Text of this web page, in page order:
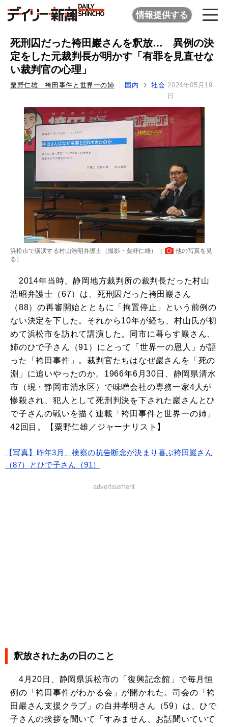
情報提供する
死刑囚だった袴田巖さんを釈放… 異例の決
定をした元裁判長が明かす「有罪を見直せな
い裁判官の心理」
粟野仁雄 袴田事件と世界一の姉 国内 社会 2024年05月19
日
浜松市で講演する村山浩昭弁護士（撮影・粟野仁雄）（
他の写真を見
る ）
2014年当時、静岡地方裁判所の裁判長だった村山
浩昭弁護士（67）は、死刑囚だった袴田巖さん
（88）の再審開始とともに「拘置停止」という前例の
ない決定を下した。それから10年が経ち、村山氏が初
めて浜松市を訪れて講演した。同市に暮らす巖さん、
姉のひで子さん（91）にとって「世界一の恩人」が語
った「袴田事件」。裁判官たちはなぜ巖さんを「死の
淵」に追いやったのか。1966年6月30日、静岡県清水
市（現・静岡市清水区）で味噌会社の専務一家4人が
惨殺され、犯人として死刑判決を下された巖さんとひ
で子さんの戦いを描く連載「袴田事件と世界一の姉」
42回目。【粟野仁雄／ジャーナリスト】
【写真】昨年3月、検察の抗告断念が決まり喜ぶ袴田巖さん
（87）とひで子さん（91）
advertisement
釈放されたあの日のこと
4月20日、静岡県浜松市の「復興記念館」で毎月恒
例の「袴田事件がわかる会」が開かれた。司会の「袴
田巖さん支援クラブ」の白井孝明さん（59）は、ひで
子さんの挨拶を聞いて「すみません、お話聞いていて